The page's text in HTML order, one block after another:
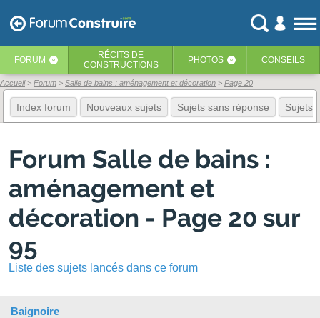
FORUM ‹ RÉCITS DE
CONSTRUCTIONS
PHOTOS ‹ CONSEILS
Accueil Forum Salle de bains : aménagement et décoration Page 20
Index forum Nouveaux sujets Sujets sans réponse Sujets
Forum Salle de bains :
aménagement et
décoration - Page 20 sur
95
Liste des sujets lancés dans ce forum
Baignoire